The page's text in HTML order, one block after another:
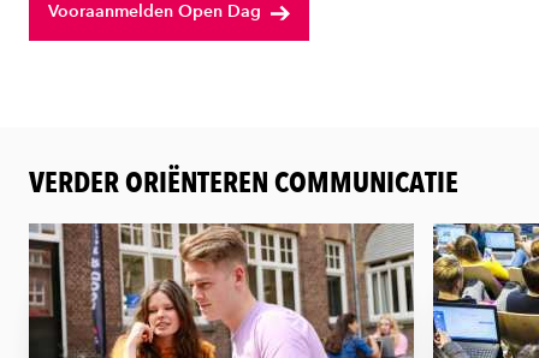
Vooraanmelden Open Dag
VERDER ORIËNTEREN COMMUNICATIE